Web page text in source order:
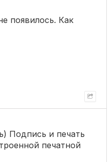
появилось. Как
Подпись и печать
печатной